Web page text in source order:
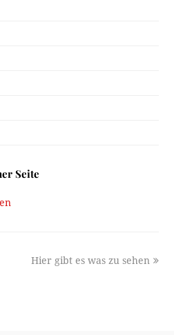
Seite
next
Hier gibt es was zu sehen